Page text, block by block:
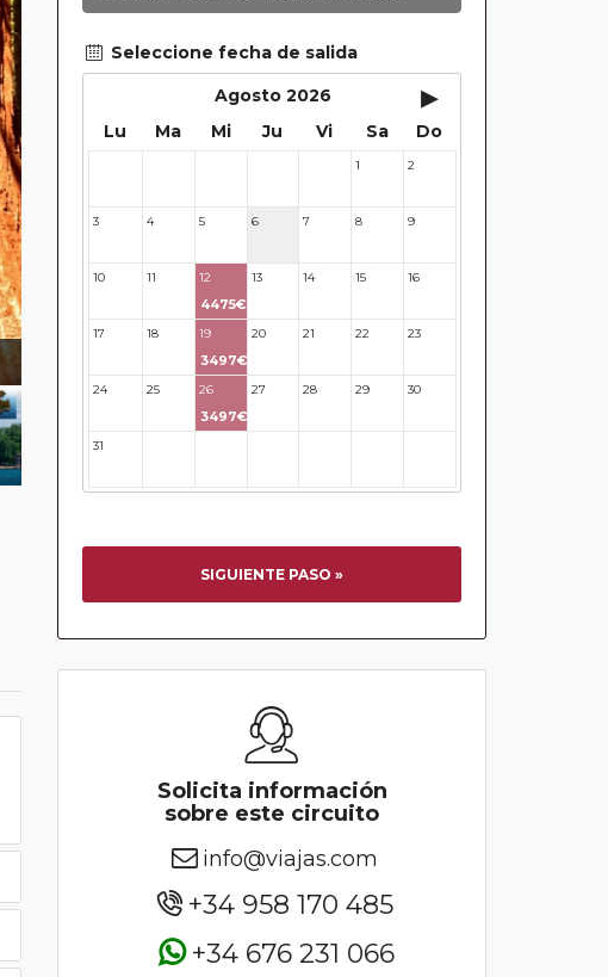
Seleccione fecha de salida
Agosto 2026
▸
Lu Ma Mi Ju Vi Sa Do
1 2
3 4 5 6 7 8 9
10 11 12
4475€
13 14 15 16
17 18 19
3497€
20 21 22 23
24 25 26
3497€
27 28 29 30
31
SIGUIENTE PASO »
Solicita información
sobre este circuito
info@viajas.com
+34 958 170 485
+34 676 231 066